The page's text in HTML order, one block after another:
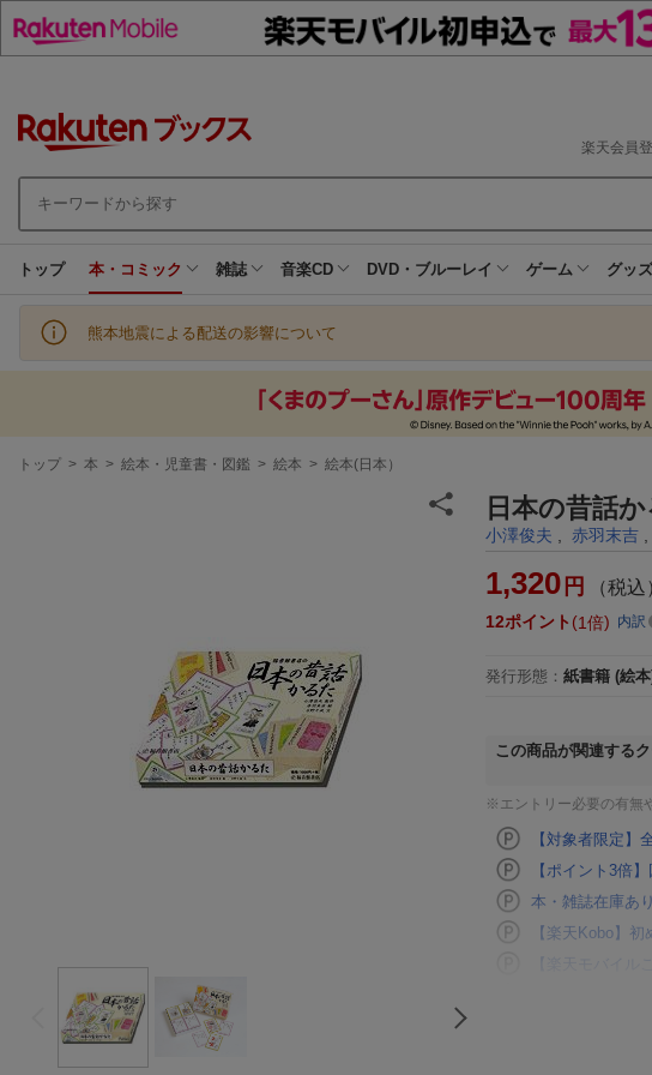
楽天会員
トップ 本・コミック 雑誌 音楽CD DVD・ブルーレイ ゲーム グッズ
熊本地震による配送の影響について
現
トップ > 本 > 絵本・児童書・図鑑 > 絵本 > 絵本(日本）
日本の昔話
小澤俊夫 赤羽末吉
1,320 円 （税込
12ポイント 1倍 内訳
発行形態 ： 紙書籍 (絵
この商品が関連する
※エントリー必要の有無
【対象者限定
【ポイント3倍
本・雑誌在庫あ
【楽天Kobo】
【楽天モバイル